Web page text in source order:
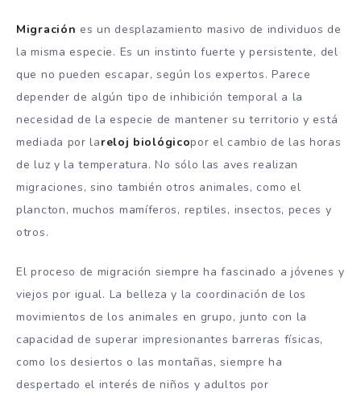
Migración es un desplazamiento masivo de individuos de
la misma especie. Es un instinto fuerte y persistente, del
que no pueden escapar, según los expertos. Parece
depender de algún tipo de inhibición temporal a la
necesidad de la especie de mantener su territorio y está
mediada por lareloj biológicopor el cambio de las horas
de luz y la temperatura. No sólo las aves realizan
migraciones, sino también otros animales, como el
plancton, muchos mamíferos, reptiles, insectos, peces y
otros.
El proceso de migración siempre ha fascinado a jóvenes y
viejos por igual. La belleza y la coordinación de los
movimientos de los animales en grupo, junto con la
capacidad de superar impresionantes barreras físicas,
como los desiertos o las montañas, siempre ha
despertado el interés de niños y adultos por